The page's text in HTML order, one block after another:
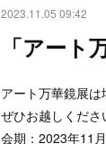
2023.11.05 09:42
「アート
アート万華鏡展は
ぜひお越しくださ
会期：2023年11